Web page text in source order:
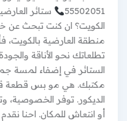
55502051
ستائر
الكويت؟ ان كنت تبحث عن
منطقة العارضية بالكويت،
تطلعاتك نحو الأناقة
الستائر في إضفاء لمسة
مكتبك. هي مو بس قطعة
الديكور. توفر الخصوصية،
أو انتعاش للمكان. احنا